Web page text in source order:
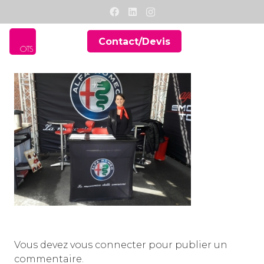
Contact/Devis
Vous devez vous connecter pour publier un
commentaire.